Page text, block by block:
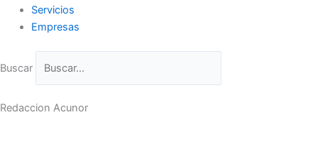
Servicios
Empresas
Buscar
Redaccion Acunor